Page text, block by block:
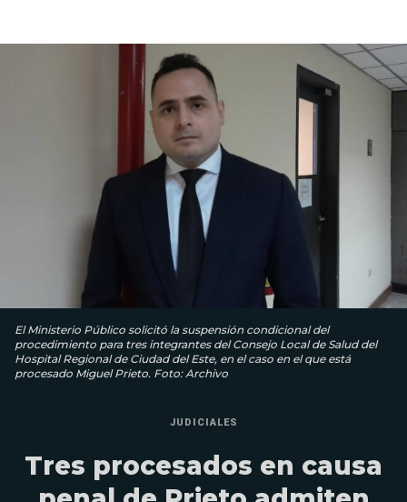
El Ministerio Público solicitó la suspensión condicional del
procedimiento para tres integrantes del Consejo Local de Salud del
Hospital Regional de Ciudad del Este, en el caso en el que está
procesado Miguel Prieto. Foto: Archivo
JUDICIALES
Tres procesados en causa